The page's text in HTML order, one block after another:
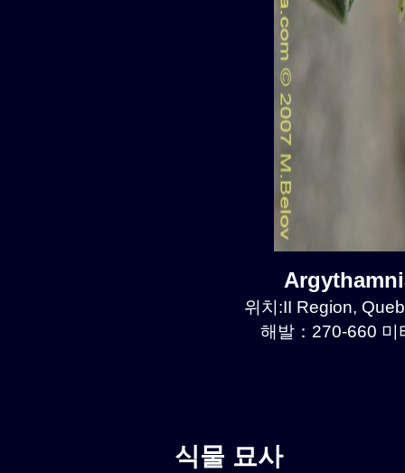
위치:II Region,
해발：270-660 미
식물 묘사